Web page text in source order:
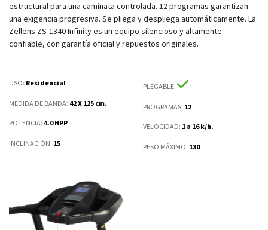
estructural para una caminata controlada. 12 programas garantizan
una exigencia progresiva. Se pliega y despliega automáticamente. La
Zellens ZS-1340 Infinity es un equipo silencioso y altamente
confiable, con garantía oficial y repuestos originales.
USO: Residencial
MEDIDA DE BANDA: 42 X 125 cm.
POTENCIA: 4.0 HPP
INCLINACIÓN: 15
PLEGABLE:
PROGRAMAS: 12
VELOCIDAD: 1 a 16 k/h.
PESO MÁXIMO: 130